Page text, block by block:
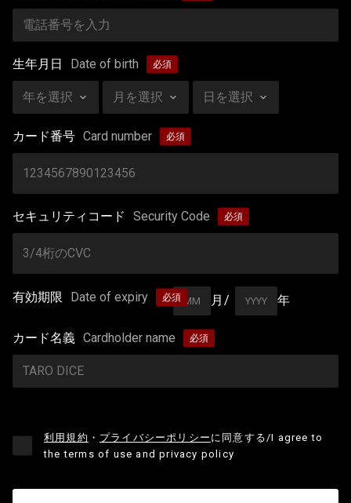
生年月日 Date of birth
カード番号 Card number
セキュリティコード Security Code
有効期限 Date of expiry 月/ 年
カード名義 Cardholder name
利用規約 ・ プライバシーポリシー に同意する /I agree to
the terms of use and privacy policy